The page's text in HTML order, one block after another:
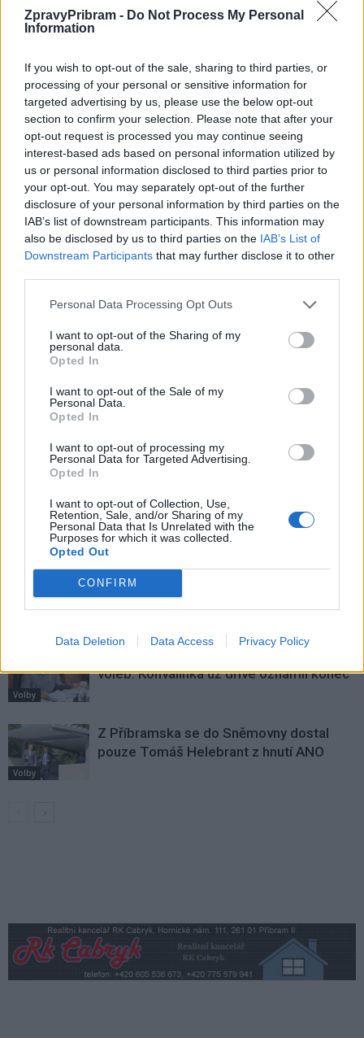
ZpravyPribram - Do Not Process My Personal
Information
If you wish to opt-out of the sale, sharing to third parties, or
processing of your personal or sensitive information for
targeted advertising by us, please use the below opt-out
section to confirm your selection. Please note that after your
opt-out request is processed you may continue seeing
interest-based ads based on personal information utilized by
us or personal information disclosed to third parties prior to
your opt-out. You may separately opt-out of the further
disclosure of your personal information by third parties on the
IAB’s list of downstream participants. This information may
also be disclosed by us to third parties on the IAB’s List of
Downstream Participants that may further disclose it to other
Personal Data Processing Opt Outs
I want to opt-out of the Sharing of my
personal data.
Opted In
I want to opt-out of the Sale of my
Personal Data.
Opted In
I want to opt-out of processing my
Personal Data for Targeted Advertising.
Opted In
I want to opt-out of Collection, Use,
Retention, Sale, and/or Sharing of my
Personal Data that Is Unrelated with the
Purposes for which it was collected.
Opted Out
CONFIRM
Data Deletion Data Access Privacy Policy
údernici z KSČM. ANO má totální odpovědnost za současný
stav, kdy se nepodařilo dotáhnout ani projekty, které za minulého
nad záchranným plánem pro Příbram. Restartem, který vrátí
Příbrami kurz a energii,”uzavírá Marek Školoud.
Komentáře
TAGY komunální volby Marek Školoud
Markéta Škodová
Spojenci
TOP 09 Václav Dvořák Václav Švenda
Předchozí článek
kvalitu vody na Novém rybníku
přeložit plynovod
SOUVISEJÍCÍ ČLÁNKY
VÍCE OD AUTORA
Přípravy na komunální a senátní volby
začaly. Město zveřejnilo potřebné
formuláře
Volby
voleb. Konvalinka už dříve oznámil konec
Volby
Z Příbramska se do Sněmovny dostal
pouze Tomáš Helebrant z hnutí ANO